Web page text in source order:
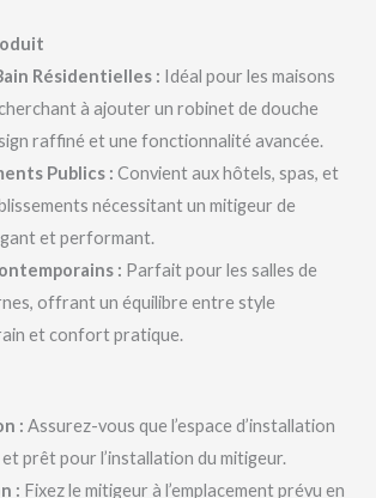
Résidentielles : Idéal pour les maisons
à ajouter un robinet de douche
raffiné et une fonctionnalité avancée.
Publics : Convient aux hôtels, spas, et
nécessitant un mitigeur de
et performant.
: Parfait pour les salles de
offrant un équilibre entre style
et confort pratique.
: Assurez-vous que l’espace d’installation
prêt pour l’installation du mitigeur.
: Fixez le mitigeur à l’emplacement prévu en